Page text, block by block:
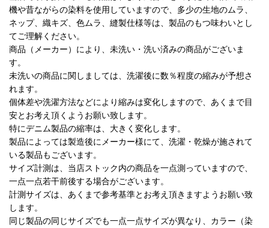
機や昔ながらの染料を使用していますので、多少の生地のムラ、
ネップ、織キズ、色ムラ、縫製仕様等は、製品のもつ味わいとし
てご理解ください。
商品（メーカー）により、未洗い・洗い済みの商品がございま
す。
未洗いの商品に関しましては、洗濯後に数％程度の縮みが予想さ
れます。
個体差や洗濯方法などにより縮みは変化しますので、あくまで目
安とお考え頂くようお願い致します。
特にデニム製品の縮率は、大きく変化します。
製品によっては製造後にメーカー様にて、洗濯・乾燥が施されて
いる製品もございます。
サイズ計測は、当店ストック内の商品を一点測っていますので、
一点一点若干前後する場合がございます。
計測サイズは、あくまで参考基準とお考え頂きますようお願い致
します。
同じ製品の同じサイズでも一点一点サイズが異なり、カラー（染